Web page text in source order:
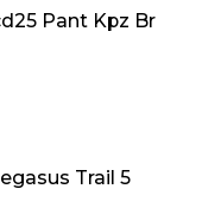
Pant Kpz Br
Trail 5